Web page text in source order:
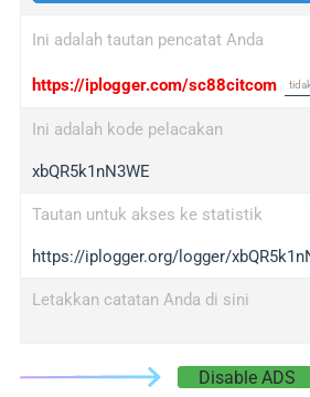
Ini adalah tautan pencatat Anda
https://iplogger.com/sc88citcom
Ini adalah kode pelacakan
xbQR5k1nN3WE
Tautan untuk akses ke statistik
https://iplogger.org/logger/
Letakkan catatan Anda di sini
Disable ADS